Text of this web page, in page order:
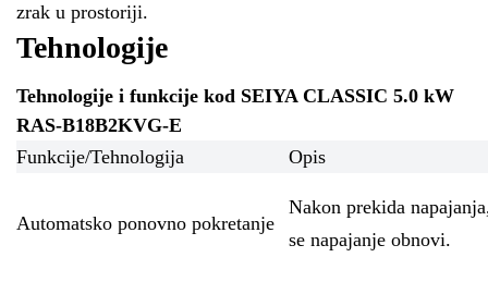
zrak u prostoriji.
Tehnologije
Tehnologije i funkcije kod SEIYA CLASSIC 5.0 kW
RAS-B18B2KVG-E
Funkcije/Tehnologija
Opis
Automatsko ponovno pokretanje
Nakon prekida
se napajanje obnovi.